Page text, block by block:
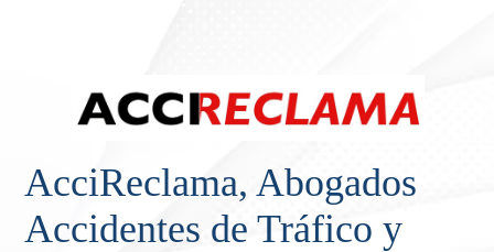
AcciReclama, Abogados
Accidentes de Tráfico y